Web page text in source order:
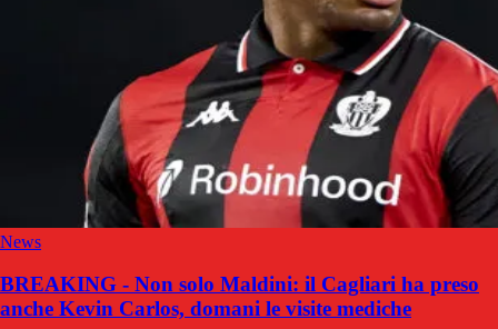
News
BREAKING - Non solo Maldini: il Cagliari ha preso
anche Kevin Carlos, domani le visite mediche